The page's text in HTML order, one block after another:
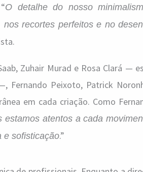
O detalhe do nosso
recortes perfeitos e no
Zuhair Murad e Rosa Clará —
Fernando Peixoto, Patrick
em cada criação. Como
atentos a cada
e sofisticação.”